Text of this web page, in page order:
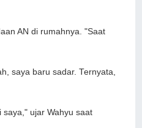
AN di rumahnya. "Saat
saya baru sadar. Ternyata,
saya," ujar Wahyu saat